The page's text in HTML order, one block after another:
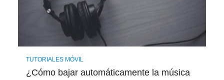
TUTORIALES MÓVIL
¿Cómo bajar automáticamente la música